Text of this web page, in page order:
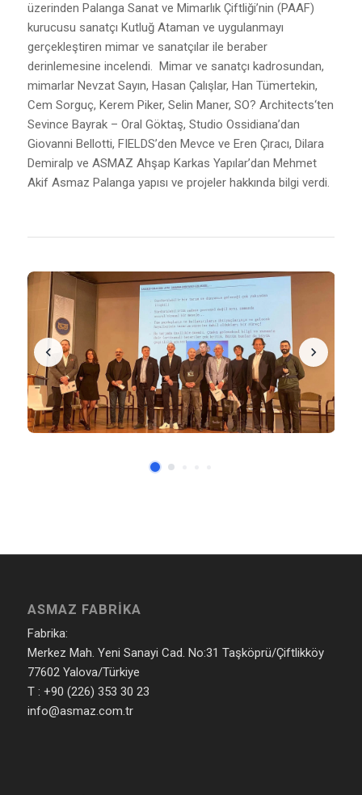
üzerinden Palanga Sanat ve Mimarlık Çiftliği’nin (PAAF)
kurucusu sanatçı Kutluğ Ataman ve uygulanmayı
gerçekleştiren mimar ve sanatçılar ile beraber
derinlemesine incelendi. Mimar ve sanatçı kadrosundan,
mimarlar Nevzat Sayın, Hasan Çalışlar, Han Tümertekin,
Cem Sorguç, Kerem Piker, Selin Maner, SO? Architects‘ten
Sevince Bayrak – Oral Göktaş, Studio Ossidiana’dan
Giovanni Bellotti, FIELDS’den Mevce ve Eren Çıracı, Dilara
Demiralp ve ASMAZ Ahşap Karkas Yapılar’dan Mehmet
Akif Asmaz Palanga yapısı ve projeler hakkında bilgi verdi.
ASMAZ FABRIKA
Fabrika:
Merkez Mah. Yeni Sanayi Cad. No:31 Taşköprü/Çiftlikköy
77602 Yalova/Türkiye
T : +90 (226) 353 30 23
info@asmaz.com.tr